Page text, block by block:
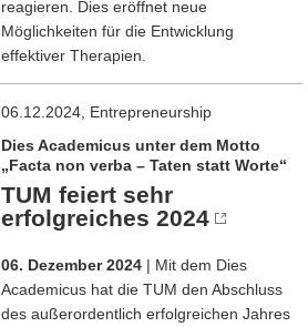
reagieren. Dies eröffnet neue
Möglichkeiten für die Entwicklung
effektiver Therapien.
06.12.2024, Entrepreneurship
Dies Academicus unter dem Motto
„Facta non verba – Taten statt Worte“
TUM feiert sehr
erfolgreiches 2024
06. Dezember 2024 | Mit dem Dies
Academicus hat die TUM den Abschluss
des außerordentlich erfolgreichen Jahres